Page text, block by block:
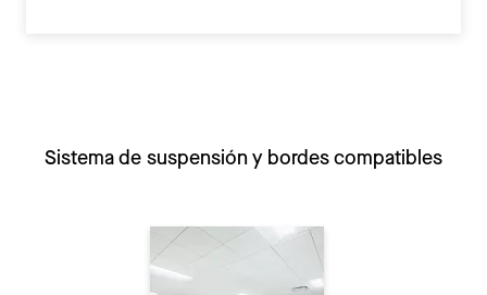
Sistema de suspensión y bordes compatibles